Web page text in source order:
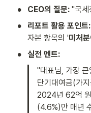
• CEO의 질문: "국세
• 리포트 활용 포인트:
자본 항목의 '미처
•
실전 멘트:
"대표님, 가장
단기대여금(가
2024년 62억 원
(4.6%)만 매년